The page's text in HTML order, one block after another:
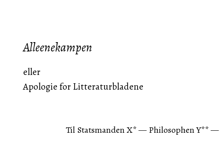
Alleenekampen
eller
Apologie for Litteraturbladene
Til Statsmanden X* — Philosophen Y**